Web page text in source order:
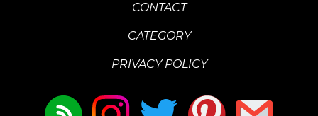
CONTACT
CATEGORY
PRIVACY POLICY